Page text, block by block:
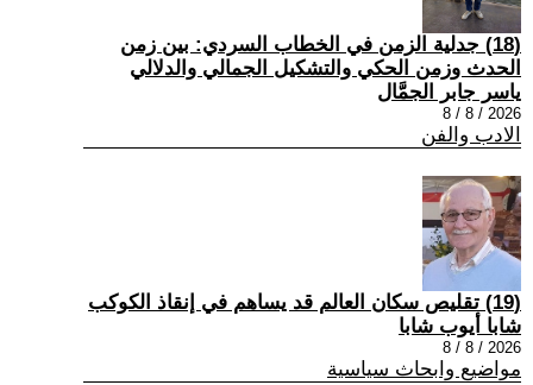
(18) جدلية الزمن في الخطاب السردي: بين زمن
الحدث وزمن الحكي والتشكيل الجمالي والدلالي
ياسر جابر الجمَّال
2026 / 8 / 8
الادب والفن
(19) تقليص سكان العالم قد يساهم في إنقاذ الكوكب
شابا أيوب شابا
2026 / 8 / 8
مواضيع وابحاث سياسية